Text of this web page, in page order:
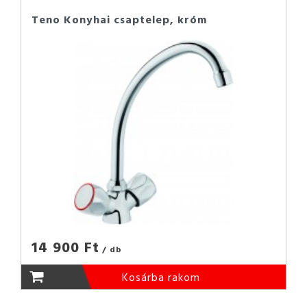
Teno Konyhai csaptelep, króm
14 900 Ft / db
Kosárba rakom